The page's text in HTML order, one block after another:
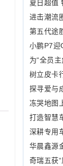
奇瑞五获